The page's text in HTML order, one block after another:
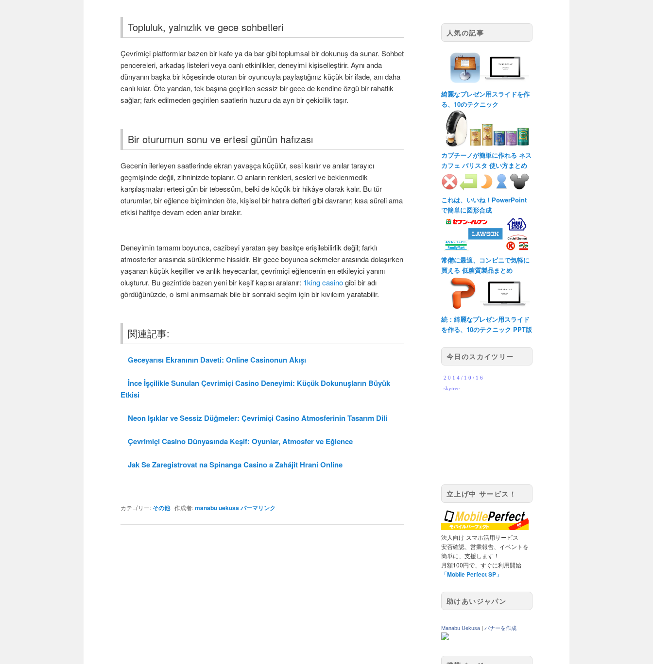
Topluluk, yalnızlık ve gece sohbetleri
Çevrimiçi platformlar bazen bir kafe ya da bar gibi toplumsal bir dokunuş da sunar. Sohbet
pencereleri, arkadaş listeleri veya canlı etkinlikler, deneyimi kişiselleştirir. Aynı anda
dünyanın başka bir köşesinde oturan bir oyuncuyla paylaştığınız küçük bir ifade, anı daha
canlı kılar. Öte yandan, tek başına geçirilen sessiz bir gece de kendine özgü bir rahatlık
sağlar; fark edilmeden geçirilen saatlerin huzuru da ayrı bir çekicilik taşır.
Bir oturumun sonu ve ertesi günün hafızası
Gecenin ilerleyen saatlerinde ekran yavaşça küçülür, sesi kısılır ve anılar tarayıcı
geçmişinde değil, zihninizde toplanır. O anların renkleri, sesleri ve beklenmedik
karşılaşmaları ertesi gün bir tebessüm, belki de küçük bir hikâye olarak kalır. Bu tür
oturumlar, bir eğlence biçiminden öte, kişisel bir hatıra defteri gibi davranır; kısa süreli ama
etkisi hafifçe devam eden anlar bırakır.
Deneyimin tamamı boyunca, cazibeyi yaratan şey basitçe erişilebilirlik değil; farklı
atmosferler arasında sürüklenme hissidir. Bir gece boyunca sekmeler arasında dolaşırken
yaşanan küçük keşifler ve anlık heyecanlar, çevrimiçi eğlencenin en etkileyici yanını
oluşturur. Bu gezintide bazen yeni bir keşif kapısı aralanır: 1king casinogibi bir adı
gördüğünüzde, o ismi anımsamak bile bir sonraki seçim için bir kıvılcım yaratabilir.
関連記事:
Geceyarısı Ekranının Daveti: Online Casinonun Akışı
İnce İşçilikle Sunulan Çevrimiçi Casino Deneyimi: Küçük Dokunuşların Büyük
Etkisi
Neon Işıklar ve Sessiz Düğmeler: Çevrimiçi Casino Atmosferinin Tasarım Dili
Çevrimiçi Casino Dünyasında Keşif: Oyunlar, Atmosfer ve Eğlence
Jak Se Zaregistrovat na Spinanga Casino a Zahájit Hraní Online
カテゴリー: その他作成者:manabu uekusaパーマリンク
人気の記事
綺麗なプレゼン用スライドを作
る、10のテクニック
カプチーノが簡単に作れる ネス
カフェ バリスタ 使い方まとめ
これは、いいね！PowerPoint
で簡単に図形合成
常備に最適、コンビニで気軽に
買える 低糖質製品まとめ
続：綺麗なプレゼン用スライド
を作る、10のテクニック PPT版
今日のスカイツリー
立上げ中 サービス！
法人向け スマホ活用サービス
安否確認、営業報告、イベントを
簡単に、支援します！
月額100円で、すぐに利用開始
「Mobile Perfect SP」
助けあいジャパン
Manabu Uekusa バナーを作成